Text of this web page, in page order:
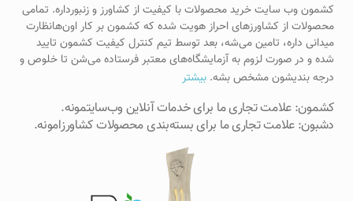
کشمون وب سایت خرید محصولات با کیفیت از کشاورز و زنبورداره. تمامی
محصولات از کشاورزهای احراز هویت شده که کشمون بر کار اون‌هانظارت
میدانی داره، تامین می‌شه، بعد توسط تیم کنترل کیفیت کشمون تایید
شده و در صورت لزوم به آزمایشگاه‌های معتبر فرستاده می‌شن تا خلوص و
درجه بندیشون مشخص بشه. بیشتر
کشمون: علامت تجاری ما برای خدمات آنلاین وب‌سایتمونه.
دشبون: علامت تجاری ما برای بسته‌بندی محصولات کشاورزامونه.